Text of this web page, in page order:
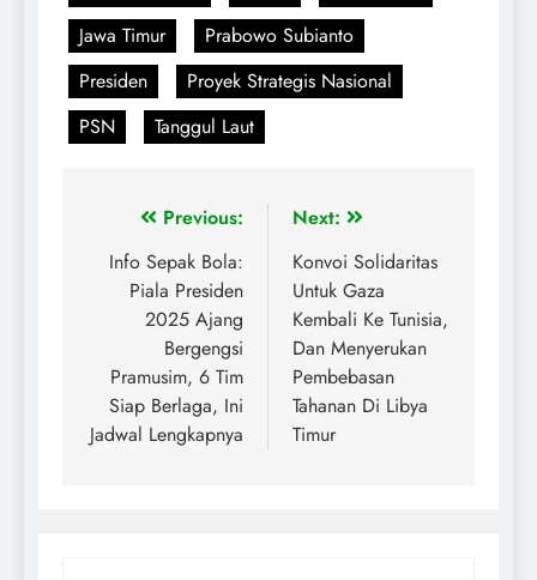
Jawa Timur
Prabowo Subianto
Presiden
Proyek Strategis Nasional
PSN
Tanggul Laut
Previous:
Info Sepak Bola:
Piala Presiden
2025 Ajang
Bergengsi
Pramusim, 6 Tim
Siap Berlaga, Ini
Jadwal Lengkapnya
Next:
Konvoi Solidaritas
Untuk Gaza
Kembali Ke Tunisia,
Dan Menyerukan
Pembebasan
Tahanan Di Libya
Timur